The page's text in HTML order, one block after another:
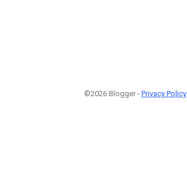
©2026 Blogger - Privacy Policy